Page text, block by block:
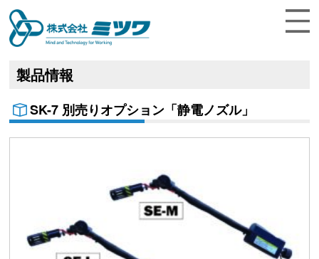
トップ
製品情報
お客様サポート
お問合せ
製品情報
SK-7 別売りオプション「静電ノズル」